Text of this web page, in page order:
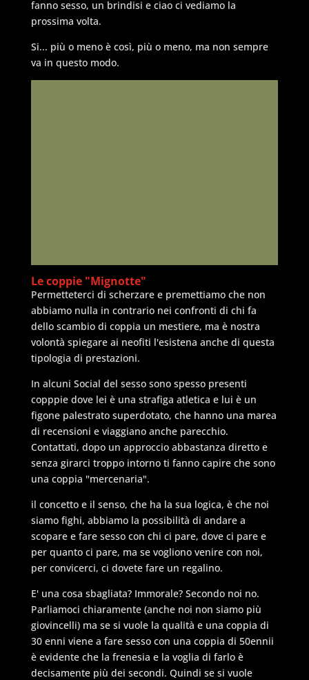
fanno sesso, un brindisi e ciao ci vediamo la
prossima volta.
Si... più o meno è così, più o meno, ma non sempre
va in questo modo.
Le coppie "Mignotte"
Permetteterci di scherzare e premettiamo che non
abbiamo nulla in contrario nei confronti di chi fa
dello scambio di coppia un mestiere, ma è nostra
volontà spiegare ai neofiti l'esistena anche di questa
tipologia di prestazioni.
In alcuni Social del sesso sono spesso presenti
copppie dove lei è una strafiga atletica e lui è un
figone palestrato superdotato, che hanno una marea
di recensioni e viaggiano anche parecchio.
Contattati, dopo un approccio abbastanza diretto e
senza girarci troppo intorno ti fanno capire che sono
una coppia "mercenaria".
il concetto e il senso, che ha la sua logica, è che noi
siamo fighi, abbiamo la possibilità di andare a
scopare e fare sesso con chi ci pare, dove ci pare e
per quanto ci pare, ma se vogliono venire con noi,
per convicerci, ci dovete fare un regalino.
E' una cosa sbagliata? Immorale? Secondo noi no.
Parliamoci chiaramente (anche noi non siamo più
giovincelli) ma se si vuole la qualità e una coppia di
30 enni viene a fare sesso con una coppia di 50ennii
è evidente che la frenesia e la voglia di farlo è
decisamente più dei secondi. Quindi se si vuole